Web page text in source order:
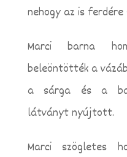
nehogy az is ferdére
Marci barna
beleöntötték a
a sárga és a
látványt nyújtott.
Marci szögletes